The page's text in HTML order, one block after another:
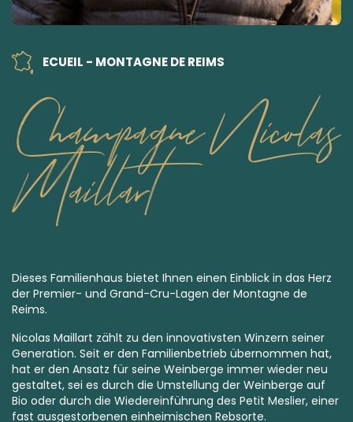
ECUEIL - MONTAGNE DE REIMS
Champagne Nicolas
Maillart
Dieses Familienhaus bietet Ihnen einen Einblick in das Herz
der Premier- und Grand-Cru-Lagen der Montagne de
Reims.
Nicolas Maillart zählt zu den innovativsten Winzern seiner
Generation. Seit er den Familienbetrieb übernommen hat,
hat er den Ansatz für seine Weinberge immer wieder neu
gestaltet, sei es durch die Umstellung der Weinberge auf
Bio oder durch die Wiedereinführung des Petit Meslier, einer
fast ausgestorbenen einheimischen Rebsorte.